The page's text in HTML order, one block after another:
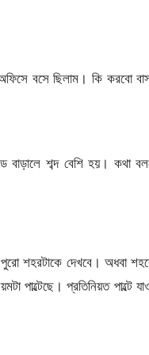
বসে ছিলাম। কি করবো
বাড়ালে শব্দ বেশি হয়। কথা
শহরটাকে দেখবে। অধবা
পাল্টেছে। প্রতিনিয়ত পাল্টে